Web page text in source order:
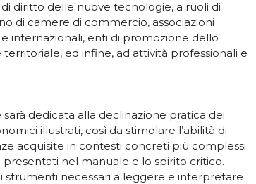
diritto delle nuove tecnologie, a ruoli di
di camere di commercio, associazioni
internazionali, enti di promozione dello
ed infine, ad attività professionali e
dedicata alla declinazione pratica dei
illustrati, così da stimolare l’abilità di
acquisite in contesti concreti più complessi
presentati nel manuale e lo spirito critico.
strumenti necessari a leggere e interpretare